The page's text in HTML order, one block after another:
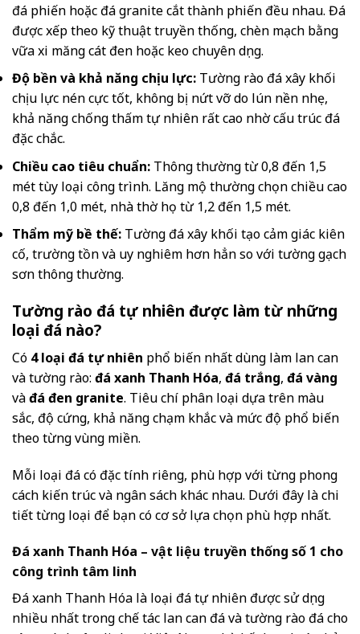
đá phiến hoặc đá granite cắt thành phiến đều nhau. Đá
được xếp theo kỹ thuật truyền thống, chèn mạch bằng
vữa xi măng cát đen hoặc keo chuyên dụng.
Độ bền và khả năng chịu lực: Tường rào đá xây khối
chịu lực nén cực tốt, không bị nứt vỡ do lún nền nhẹ,
khả năng chống thấm tự nhiên rất cao nhờ cấu trúc đá
đặc chắc.
Chiều cao tiêu chuẩn: Thông thường từ 0,8 đến 1,5
mét tùy loại công trình. Lăng mộ thường chọn chiều cao
0,8 đến 1,0 mét, nhà thờ họ từ 1,2 đến 1,5 mét.
Thẩm mỹ bề thế: Tường đá xây khối tạo cảm giác kiên
cố, trường tồn và uy nghiêm hơn hẳn so với tường gạch
sơn thông thường.
Tường rào đá tự nhiên được làm từ những
loại đá nào?
Có 4 loại đá tự nhiên phổ biến nhất dùng làm lan can
và tường rào: đá xanh Thanh Hóa, đá trắng, đá vàng
vàđá đen granite. Tiêu chí phân loại dựa trên màu
sắc, độ cứng, khả năng chạm khắc và mức độ phổ biến
theo từng vùng miền.
Mỗi loại đá có đặc tính riêng, phù hợp với từng phong
cách kiến trúc và ngân sách khác nhau. Dưới đây là chi
tiết từng loại để bạn có cơ sở lựa chọn phù hợp nhất.
Đá xanh Thanh Hóa – vật liệu truyền thống số 1 cho
công trình tâm linh
Đá xanh Thanh Hóa là loại đá tự nhiên được sử dụng
nhiều nhất trong chế tác lan can đá và tường rào đá cho